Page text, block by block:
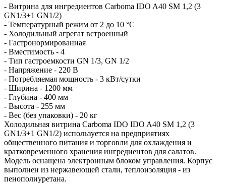
- Витрина для ингредиентов Carboma IDO A40 SM 1,2 (3
GN1/3+1 GN1/2)
- Температурный режим от 2 до 10 °С
- Холодильный агрегат встроенный
- Гастронормированная
- Вместимость - 4
- Тип гастроемкости GN 1/3, GN 1/2
- Напряжение - 220 В
- Потребляемая мощность - 3 кВт/сутки
- Ширина - 1200 мм
- Глубина - 400 мм
- Высота - 255 мм
- Вес (без упаковки) - 20 кг
Холодильная витрина Carboma IDO IDO A40 SM 1,2 (3
GN1/3+1 GN1/2) используется на предприятиях
общественного питания и торговли для охлаждения и
кратковременного хранения ингредиентов для салатов.
Модель оснащена электронным блоком управления. Корпус
выполнен из нержавеющей стали, теплоизоляция - из
пенополиуретана.